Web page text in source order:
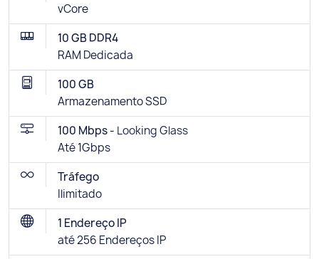
vCore
10 GB DDR4
RAM Dedicada
100 GB
Armazenamento SSD
100 Mbps - Looking Glass
Até 1Gbps
Tráfego
Ilimitado
1 Endereço IP
até 256 Endereços IP